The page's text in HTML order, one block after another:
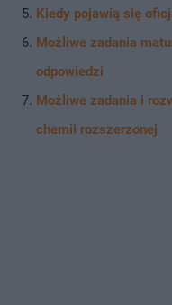
Kiedy pojawią się
Możliwe zadania
odpowiedzi
Możliwe zadania i
chemii rozszerzonej